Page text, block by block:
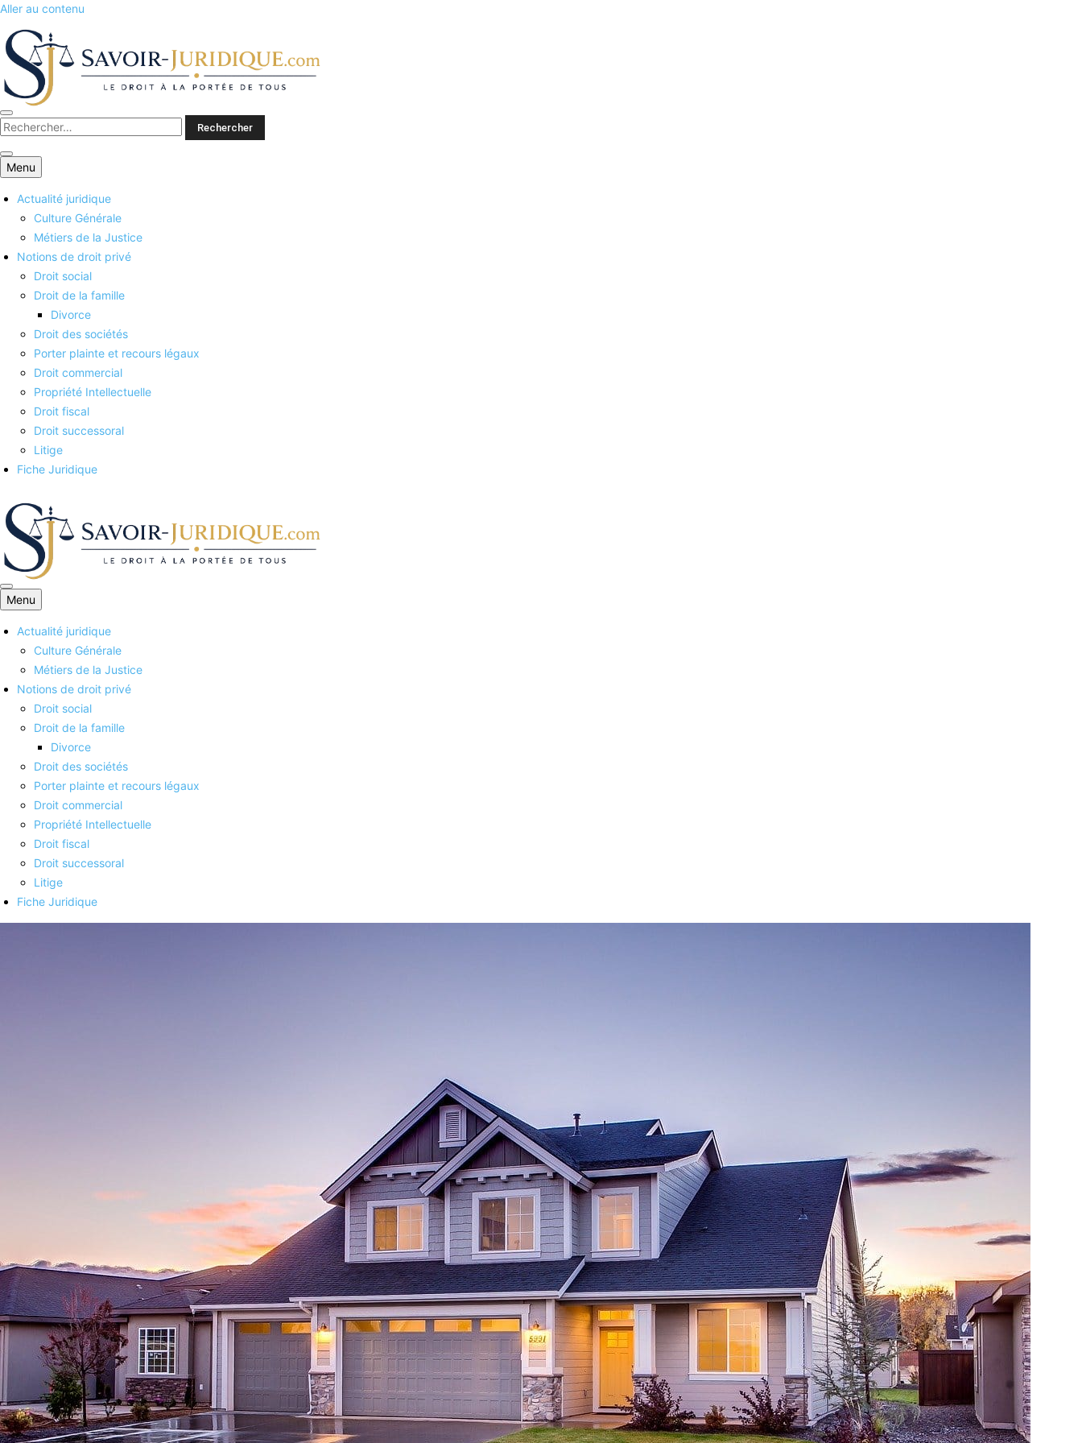
Aller au contenu
Savoirs juridiques
Menu
Actualité juridique
Culture Générale
Métiers de la Justice
Notions de droit privé
Droit social
Droit de la famille
Divorce
Droit des sociétés
Porter plainte et recours légaux
Droit commercial
Propriété Intellectuelle
Droit fiscal
Droit successoral
Litige
Fiche Juridique
Savoirs juridiques
Menu
Actualité juridique
Culture Générale
Métiers de la Justice
Notions de droit privé
Droit social
Droit de la famille
Divorce
Droit des sociétés
Porter plainte et recours légaux
Droit commercial
Propriété Intellectuelle
Droit fiscal
Droit successoral
Litige
Fiche Juridique